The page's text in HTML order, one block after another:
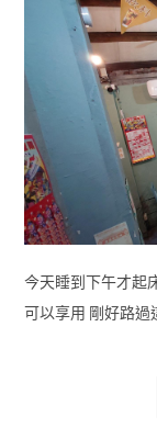
今天睡到下午才起
可以享用 剛好路